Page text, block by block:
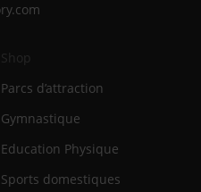
Shop
Parcs d’attraction
Gymnastique
Education Physique
Sports domestiques